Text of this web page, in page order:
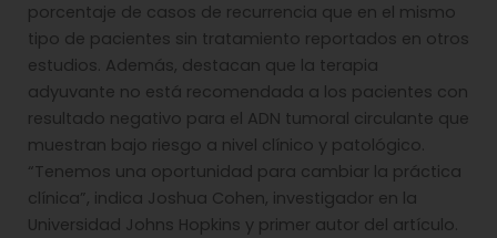
porcentaje de casos de recurrencia que en el mismo
tipo de pacientes sin tratamiento reportados en otros
estudios. Además, destacan que la terapia
adyuvante no está recomendada a los pacientes con
resultado negativo para el ADN tumoral circulante que
muestran bajo riesgo a nivel clínico y patológico.
“Tenemos una oportunidad para cambiar la práctica
clínica”, indica Joshua Cohen, investigador en la
Universidad Johns Hopkins y primer autor del artículo.